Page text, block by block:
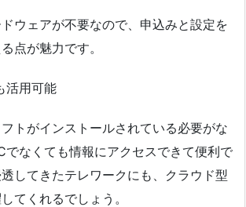
ウェアが不要なので、申込みと設定を
点が魅力です。
用可能
トがインストールされている必要がな
でなくても情報にアクセスできて便利で
してきたテレワークにも、クラウド型
てくれるでしょう。